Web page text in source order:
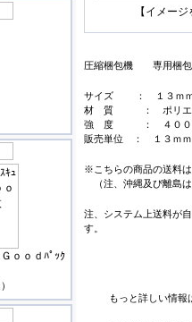
ｏｏｄﾊﾟｯｸ
【イメー
圧縮梱包機 専用梱包
サイズ ： １３ｍｍ
材 質 ： ポリ
強 度 ： ４００
販売単位 ： １３ｍｍ
※こちらの商品の送料
（注、沖縄及び離島
注、システム上送料が
す。
もっと詳しい情報